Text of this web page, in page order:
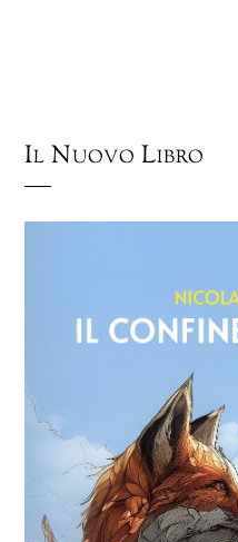
Il Nuovo Libro